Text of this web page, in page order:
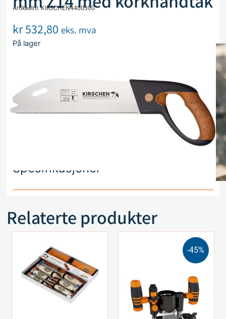
Artikkelnr. KIRSCHEN4400300
kr532,80 eks. mva
På lager
Sammenlign
Legg i ønskeliste
Spesifikasjoner
Relaterte produkter
-45%